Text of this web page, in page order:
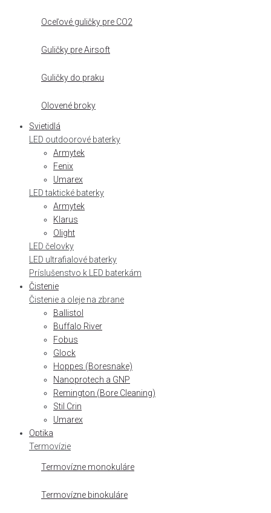
Oceľové guličky pre CO2
Guličky pre Airsoft
Guličky do praku
Olovené broky
Svietidlá
LED outdoorové baterky
Armytek
Fenix
Umarex
LED taktické baterky
Armytek
Klarus
Olight
LED čelovky
LED ultrafialové baterky
Príslušenstvo k LED baterkám
Čistenie
Čistenie a oleje na zbrane
Ballistol
Buffalo River
Fobus
Glock
Hoppes (Boresnake)
Nanoprotech a GNP
Remington (Bore Cleaning)
Stil Crin
Umarex
Optika
Termovízie
Termovízne monokuláre
Termovízne binokuláre